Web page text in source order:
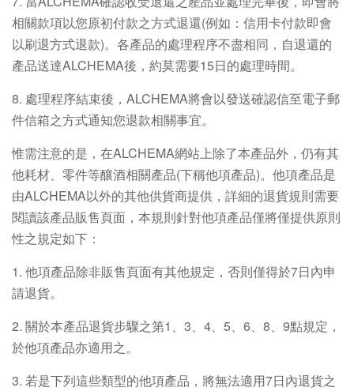
相關款項以您原初付款之方式退還(例如：信用卡付款即會
以刷退方式退款)。各產品的處理程序不盡相同，自退還的
產品送達ALCHEMA後，約莫需要15日的處理時間。
8. 處理程序結束後，ALCHEMA將會以發送確認信至電子郵
件信箱之方式通知您退款相關事宜。
惟需注意的是，在ALCHEMA網站上除了本產品外，仍有其
他耗材、零件等釀酒相關產品(下稱他項產品)。他項產品是
由ALCHEMA以外的其他供貨商提供，詳細的退貨規則需要
閱讀該產品販售頁面，本規則針對他項產品僅將僅提供原則
性之規定如下：
1. 他項產品除非販售頁面有其他規定，否則僅得於7日內申
請退貨。
2. 關於本產品退貨步驟之第1、3、4、5、6、8、9點規定，
於他項產品亦適用之。
3. 若是下列這些類型的他項產品，將無法適用7日內退貨之